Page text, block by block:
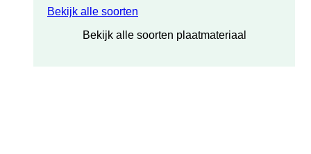
Bekijk alle soorten
Bekijk alle soorten plaatmateriaal